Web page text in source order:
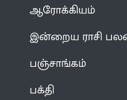
ஆரோக்கியம்
இன்றைய ராசி
பஞ்சாங்கம்
பக்தி